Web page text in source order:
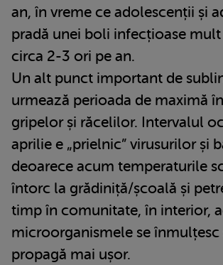
an, în vreme ce adolescenții și
pradă unei boli infecțioase mult
circa 2-3 ori pe an.
Un alt punct important de
urmează perioada de maximă
gripelor și răcelilor. Intervalul
aprilie e „prielnic” virusurilor și
deoarece acum temperaturile
întorc la grădiniță/școală și
timp în comunitate, în interior,
microorganismele se înmulțesc
propagă mai ușor.